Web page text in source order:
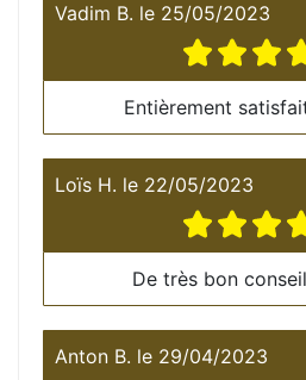
Vadim B. le 25/05/2023
Entièrement
Loïs H. le 22/05/2023
De très bon
Anton B. le 29/04/2023